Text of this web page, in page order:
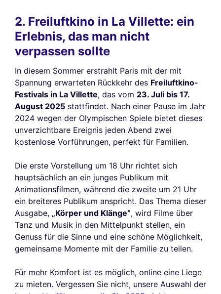
2. Freiluftkino in La Villette: ein
Erlebnis, das man nicht
verpassen sollte
In diesem Sommer erstrahlt Paris mit der mit
Spannung erwarteten Rückkehr des Freiluftkino-
Festivals in La Villette, das vom 23. Juli bis 17.
August 2025 stattfindet. Nach einer Pause im Jahr
2024 wegen der Olympischen Spiele bietet dieses
unverzichtbare Ereignis jeden Abend zwei
kostenlose Vorführungen, perfekt für Familien.
Die erste Vorstellung um 18 Uhr richtet sich
hauptsächlich an ein junges Publikum mit
Animationsfilmen, während die zweite um 21 Uhr
ein breiteres Publikum anspricht. Das Thema dieser
Ausgabe, „Körper und Klänge“, wird Filme über
Tanz und Musik in den Mittelpunkt stellen, ein
Genuss für die Sinne und eine schöne Möglichkeit,
gemeinsame Momente mit der Familie zu teilen.
Für mehr Komfort ist es möglich, online eine Liege
zu mieten. Vergessen Sie nicht, unsere Auswahl der